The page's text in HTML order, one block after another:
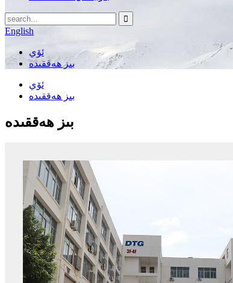
English
ئۆي
بىز ھەققىدە
ئۆي
بىز ھەققىدە
بىز ھەققىدە